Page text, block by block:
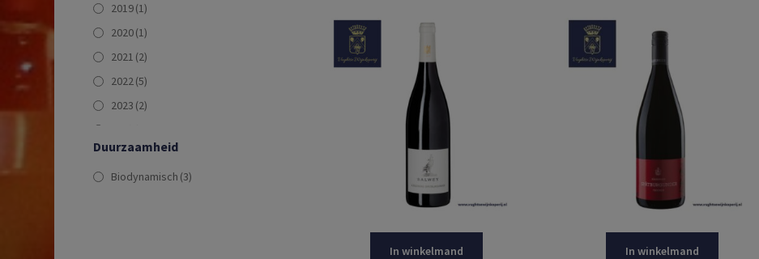
In winkelmand In winkelmand
Pinot Noir
Spätburgunder
Weissburgunder
2019(1)
2020(1)
2021 (2)
2022(5)
2023 (2)
Duurzaamheid
Biodynamisch (3)